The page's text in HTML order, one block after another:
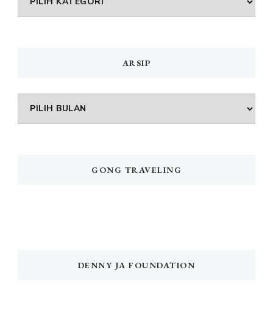
MENU
ARSIP
Arsip
GONG TRAVELING
DENNY JA FOUNDATION